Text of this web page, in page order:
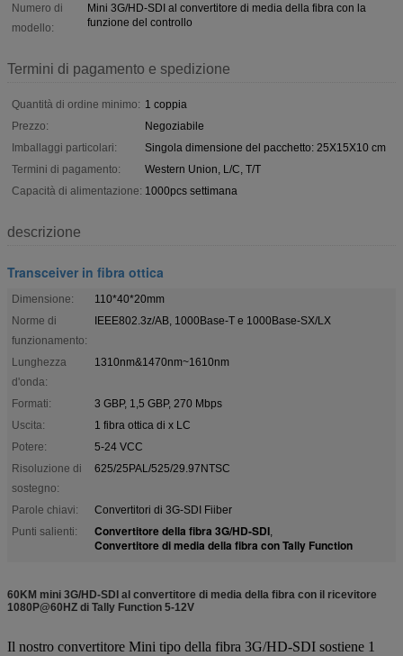
Numero di
modello:
Mini 3G/HD-SDI al convertitore di media della fibra con la
funzione del controllo
Termini di pagamento e spedizione
Quantità di ordine minimo: 1 coppia
Prezzo:
Negoziabile
Imballaggi particolari:
Singola dimensione del pacchetto: 25X15X10 cm
Termini di pagamento:
Western Union, L/C, T/T
Capacità di alimentazione: 1000pcs settimana
descrizione
Transceiver in fibra ottica
Dimensione:
110*40*20mm
Norme di
funzionamento:
IEEE802.3z/AB, 1000Base-T e 1000Base-SX/LX
Lunghezza
d'onda:
1310nm&1470nm~1610nm
Formati:
3 GBP, 1,5 GBP, 270 Mbps
Uscita:
1 fibra ottica di x LC
Potere:
5-24 VCC
Risoluzione di
sostegno:
625/25PAL/525/29.97NTSC
Parole chiavi:
Convertitori di 3G-SDI Fiiber
Punti salienti:
Convertitore della fibra 3G/HD-SDI,
Convertitore di media della fibra con Tally Function
60KM mini 3G/HD-SDI al convertitore di media della fibra con il ricevitore
1080P@60HZ di Tally Function 5-12V
Il nostro convertitore Mini tipo della fibra 3G/HD-SDI sostiene 1